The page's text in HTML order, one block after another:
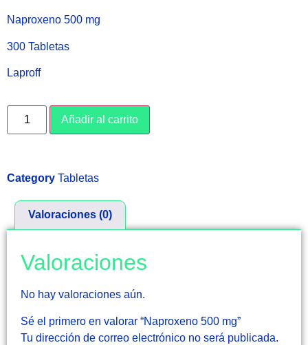
Naproxeno 500 mg
300 Tabletas
Laproff
Añadir al carrito
Category Tabletas
Valoraciones (0)
Valoraciones
No hay valoraciones aún.
Sé el primero en valorar “Naproxeno 500 mg”
Tu dirección de correo electrónico no será publicada.